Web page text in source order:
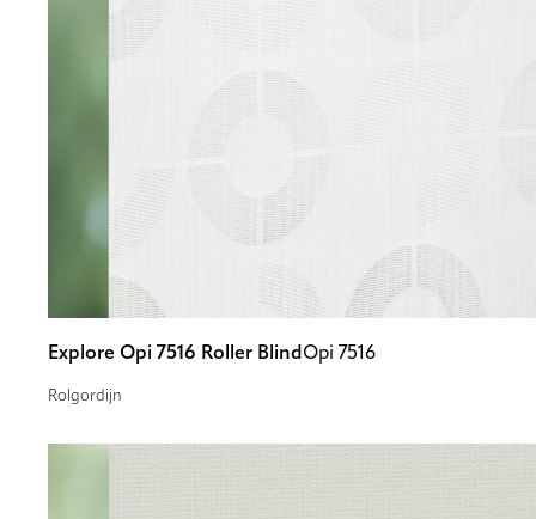
Explore Opi 7516 Roller Blind Opi 7516
Rolgordijn